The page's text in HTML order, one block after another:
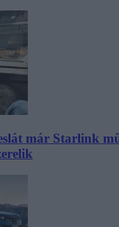
már Starlink